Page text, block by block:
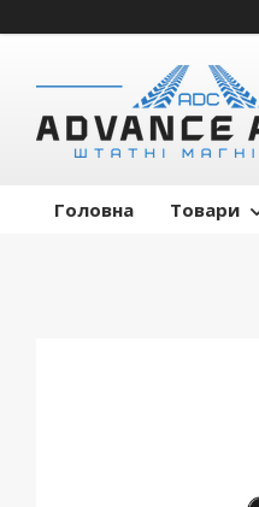
Головна Товари